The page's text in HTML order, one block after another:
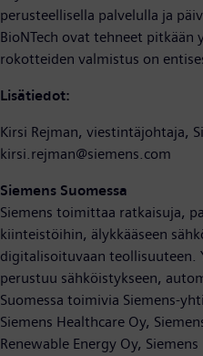
perusteellisella palvelulla ja
BioNTech ovat tehneet
rokotteiden valmistus on
Lisätiedot:
Kirsi Rejman, viestintäjohtaja,
kirsi.rejman@siemens.com
Siemens Suomessa
Siemens toimittaa ratkaisuja,
kiinteistöihin, älykkääseen
digitalisoituvaan teollisuuteen.
perustuu sähköistykseen,
Suomessa toimivia Siemens-
Siemens Healthcare Oy,
Renewable Energy Oy,